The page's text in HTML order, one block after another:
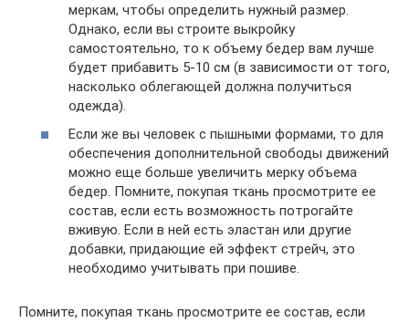
меркам, чтобы определить нужный размер.
Однако, если вы строите выкройку
самостоятельно, то к объему бедер вам лучше
будет прибавить 5-10 см (в зависимости от того,
насколько облегающей должна получиться
одежда).
Если же вы человек с пышными формами, то для
обеспечения дополнительной свободы движений
можно еще больше увеличить мерку объема
бедер. Помните, покупая ткань просмотрите ее
состав, если есть возможность потрогайте
вживую. Если в ней есть эластан или другие
добавки, придающие ей эффект стрейч, это
необходимо учитывать при пошиве.
Помните, покупая ткань просмотрите ее состав, если